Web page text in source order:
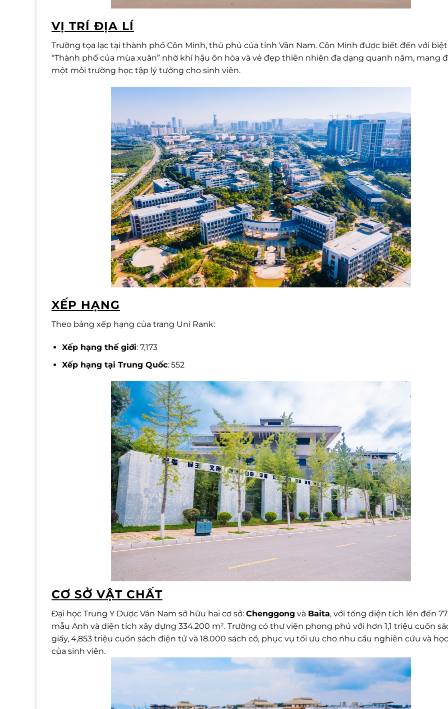
VỊ TRÍ ĐỊA LÍ
Trường tọa lạc tại thành phố Côn Minh, thủ phủ của tỉnh Vân Nam. Côn Minh được biết đến với
“Thành phố của mùa xuân” nhờ khí hậu ôn hòa và vẻ đẹp thiên nhiên đa dạng quanh năm, mang
một môi trường học tập lý tưởng cho sinh viên.
XẾP HẠNG
Theo bảng xếp hạng của trang Uni Rank:
Xếp hạng thế giới: 7,173
Xếp hạng tại Trung Quốc: 552
CƠ SỞ VẬT CHẤT
Đại học Trung Y Dược Vân Nam sở hữu hai cơ sở: Chenggong và Baita, với tổng diện tích lên đến
mẫu Anh và diện tích xây dựng 334.200 m². Trường có thư viện phong phú với hơn 1,1 triệu cuốn
giấy, 4,853 triệu cuốn sách điện tử và 18.000 sách cổ, phục vụ tối ưu cho nhu cầu nghiên cứu và
của sinh viên.